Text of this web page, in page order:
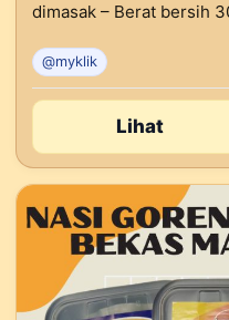
dimasak – Berat bersih
@myklik
Lihat